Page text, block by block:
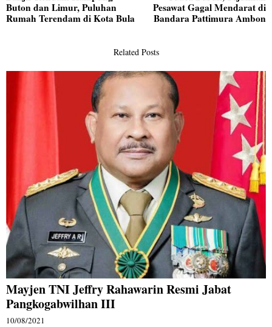
post:
Buton dan Limur, Puluhan
Rumah Terendam di Kota Bula
Pesawat Gagal Mendarat di
Bandara Pattimura Ambon
Related Posts
Mayjen TNI Jeffry Rahawarin Resmi Jabat
Pangkogabwilhan III
10/08/2021